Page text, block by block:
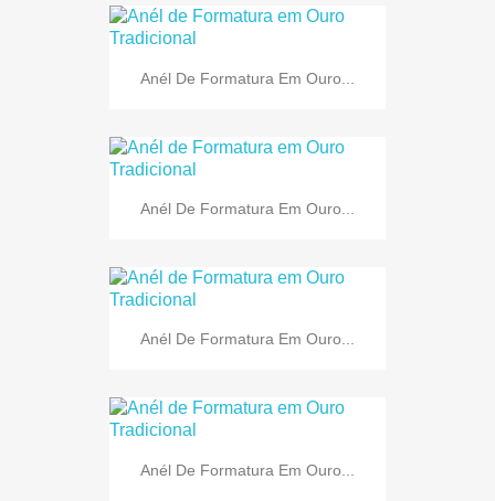
Anél De Formatura Em Ouro...
Anél De Formatura Em Ouro...
Anél De Formatura Em Ouro...
Anél De Formatura Em Ouro...